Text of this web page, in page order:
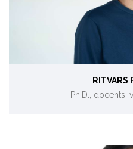
RITVARS
Ph.D., docents,